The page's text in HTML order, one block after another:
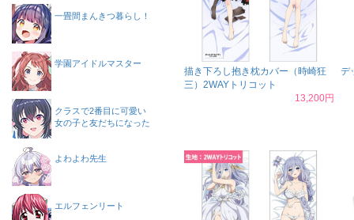
描き下ろし抱き枕カバー（時崎狂
三）2WAYトリコット
13,200円
デ
一畳間まんきつ暮らし！
学園アイドルマスター
クラスで2番目に可愛い
女の子と友だちになった
よわよわ先生
エルフェンリート